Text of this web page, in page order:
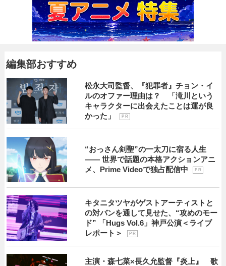
編集部おすすめ
松永大司監督、『犯罪者』チョン・イ
ルのオファー理由は？ 「滝川という
キャラクターに出会えたことは運が良
かった」
P R
“おっさん剣聖”の一太刀に宿る人生
―― 世界で話題の本格アクションアニ
メ、Prime Videoで独占配信中
P R
キタニタツヤがゲストアーティストと
の対バンを通して見せた、“攻めのモー
ド” 「Hugs Vol.6」神戸公演＜ライブ
レポート＞
P R
主演・森七菜×長久允監督『炎上』 歌